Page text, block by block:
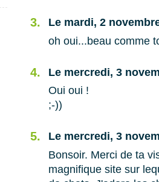
3.
Le mardi, 2
oh oui...beau comme
4.
Le mercredi, 3
Oui oui !
;-))
5.
Le mercredi, 3
Bonsoir. Merci de ta
magnifique site sur